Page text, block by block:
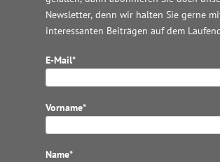
Newsletter, denn wir halten Sie gerne
interessanten Beiträgen auf dem
E-Mail*
Vorname*
Name*